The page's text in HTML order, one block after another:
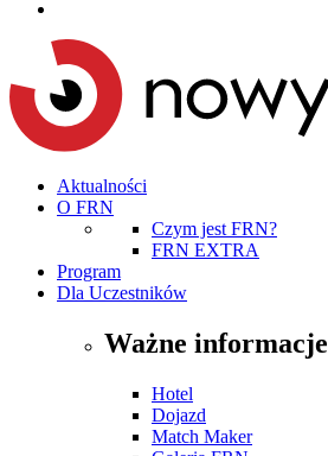
Aktualności
O FRN
Czym jest FRN?
FRN EXTRA
Program
Dla Uczestników
Ważne informacje
Hotel
Dojazd
Match Maker